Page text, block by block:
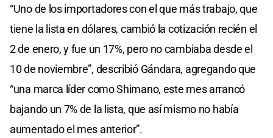
“Uno de los importadores con el que más trabajo, que
tiene la lista en dólares, cambió la cotización recién el
2 de enero, y fue un 17%, pero no cambiaba desde el
10 de noviembre”, describió Gándara, agregando que
“una marca líder como Shimano, este mes arrancó
bajando un 7% de la lista, que así mismo no había
aumentado el mes anterior”.